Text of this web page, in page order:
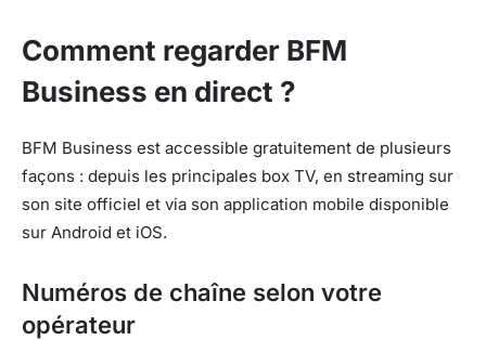
Comment regarder BFM
Business en direct ?
BFM Business est accessible gratuitement de plusieurs
façons : depuis les principales box TV, en streaming sur
son site officiel et via son application mobile disponible
sur Android et iOS.
Numéros de chaîne selon votre
opérateur